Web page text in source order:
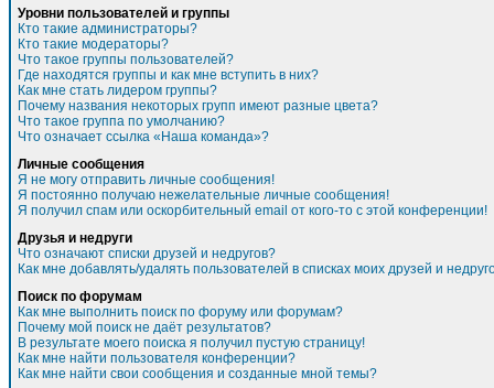
Уровни пользователей и группы
Кто такие администраторы?
Кто такие модераторы?
Что такое группы пользователей?
Где находятся группы и как мне вступить в них?
Как мне стать лидером группы?
Почему названия некоторых групп имеют разные цвета?
Что такое группа по умолчанию?
Что означает ссылка «Наша команда»?
Личные сообщения
Я не могу отправить личные сообщения!
Я постоянно получаю нежелательные личные сообщения!
Я получил спам или оскорбительный email от кого-то с этой конференции!
Друзья и недруги
Что означают списки друзей и недругов?
Как мне добавлять/удалять пользователей в списках моих друзей и
Поиск по форумам
Как мне выполнить поиск по форуму или форумам?
Почему мой поиск не даёт результатов?
В результате моего поиска я получил пустую страницу!
Как мне найти пользователя конференции?
Как мне найти свои сообщения и созданные мной темы?